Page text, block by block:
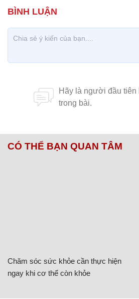
CÓ THỂ BẠN QUAN TÂM
Chăm sóc sức khỏe cần thực hiện
ngay khi cơ thể còn khỏe